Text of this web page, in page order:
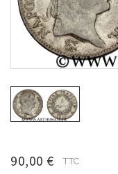
90,00 € TTC